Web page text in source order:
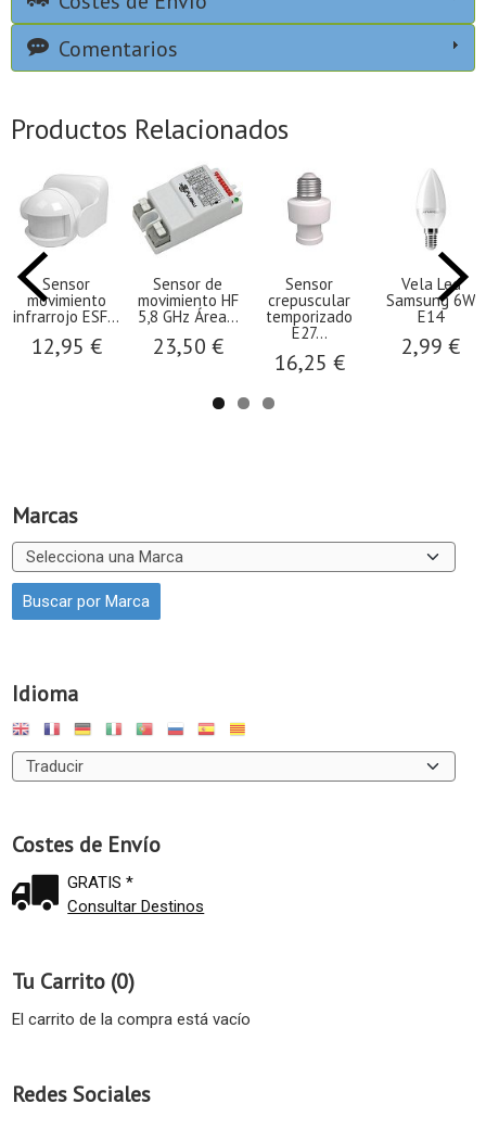
Marcas
Idioma
Costes de Envío
GRATIS *
Consultar Destinos
Tu Carrito (0)
El carrito de la compra está vacío
Redes Sociales
Comentarios
Productos Relacionados
Sensor
movimiento
infrarrojo ESF...
12,95 €
Sensor de
movimiento HF
5,8 GHz Área...
23,50 €
Sensor
crepuscular
temporizado
E27...
16,25 €
Vela Led
Samsung 6W
E14
2,99 €